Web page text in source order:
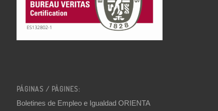
PÁGINAS / PÀGINES:
Boletines de Empleo e Igualdad ORIENTA